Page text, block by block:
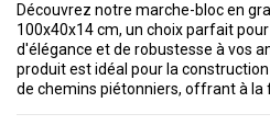
Découvrez notre marche-bloc en
100x40x14 cm, un choix parfait
d'élégance et de robustesse à vos
produit est idéal pour la
de chemins piétonniers, offrant à la